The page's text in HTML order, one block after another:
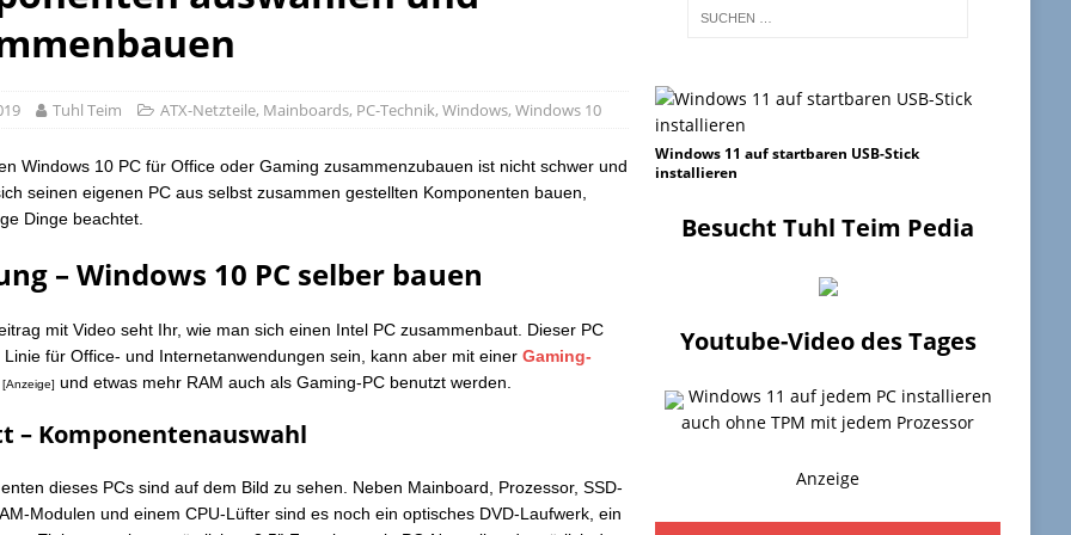
Tuhl Teim ATX-Netzteile, Mainboards, PC-Technik,Windows,Windows 10
Windows 10 PC für Office oder Gaming zusammenzubauen ist nicht schwer und
seinen eigenen PC aus selbst zusammen gestellten Komponenten bauen,
Dinge beachtet.
– Windows 10 PC selber bauen
mit Video seht Ihr, wie man sich einen Intel PC zusammenbaut. Dieser PC
Linie für Office- und Internetanwendungen sein, kann aber mit einerGaming-
[Anzeige] und etwas mehr RAM auch als Gaming-PC benutzt werden.
– Komponentenauswahl
dieses PCs sind auf dem Bild zu sehen. Neben Mainboard, Prozessor, SSD-
Modulen und einem CPU-Lüfter sind es noch ein optisches DVD-Laufwerk, ein
Windows 11 auf startbaren USB-Stick
installieren
Besucht Tuhl Teim Pedia
Youtube-Video des Tages
Windows 11 auf jedem PC installieren
auch ohne TPM mit jedem Prozessor
Anzeige